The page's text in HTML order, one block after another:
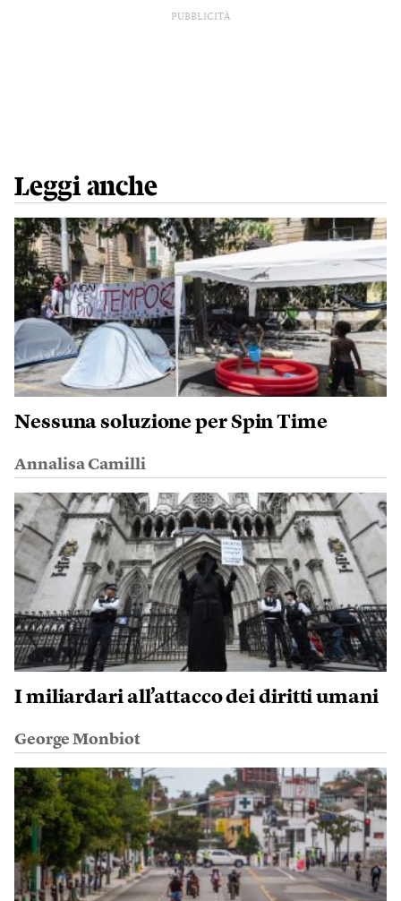
PUBBLICITÀ
Leggi anche
Nessuna soluzione per Spin Time
Annalisa Camilli
I miliardari all’attacco dei diritti umani
George Monbiot